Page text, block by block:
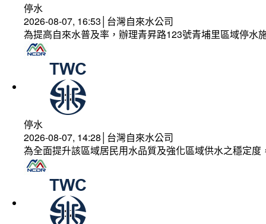
停水
2026-08-07, 16:53│台灣自來水公司
為提高自來水普及率，辦理青昇路123號青埔里區域停水
停水
2026-08-07, 14:28│台灣自來水公司
為全面提升該區域居民用水品質及強化區域供水之穩定